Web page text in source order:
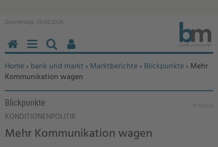
Donnerstag, 06.08.2026
Sie befinden sich hier:
Home› bank und markt › Marktberichte› Blickpunkte› Mehr
Kommunikation wagen
Blickpunkte 15.04.2026
KONDITIONENPOLITIK
Mehr Kommunikation wagen
HOMEMENÜSUCHEN
BENUTZERFUNKTIONEN